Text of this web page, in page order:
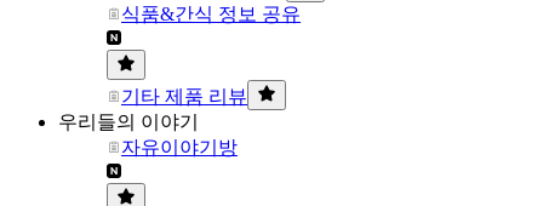
식품&간식 정보 공유
기타 제품 리뷰
우리들의 이야기
자유이야기방